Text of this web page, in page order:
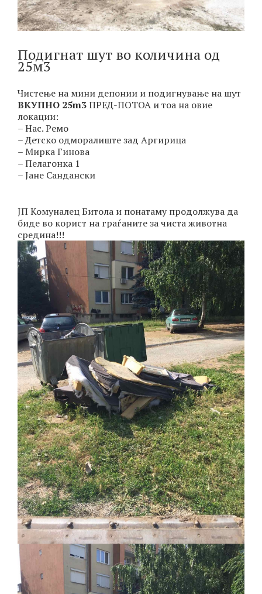
Подигнат шут во количина од
25м3
Чистење на мини депонии и подигнување на шут
ВКУПНО 25m3ПРЕД-ПОТОА и тоа на овие
локации:
– Нас. Ремо
– Детско одморалиште зад Аргирица
– Мирка Гинова
– Пелагонка 1
– Јане Сандански
ЈП Комуналец Битола и понатаму продолжува да
биде во корист на граѓаните за чиста животна
средина!!!